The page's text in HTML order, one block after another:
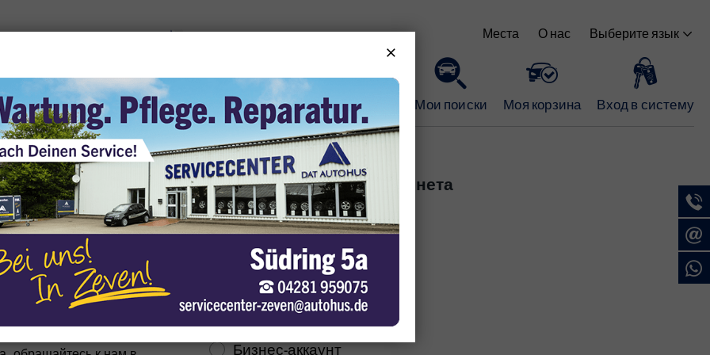
средства
Места О нас Выберите язык
Мое парковочное место Мои поиски Моя корзина Вход в систему
Autohus, вы можете
чего вы сможете
Регистрация личного кабинета
клиента
Какой тип аккаунта вы
хотите создать?
Личный аккаунт
Бизнес-аккаунт
use cookies
can place them to analyze our visitor data, to improve our website, display
content and offer you a great website experience. For more
about the cookies we use, open the settings.
accept all
Imprint